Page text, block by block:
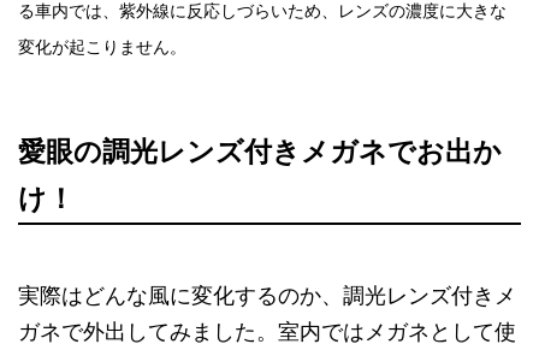
る車内では、紫外線に反応しづらいため、レンズの濃度に大きな
変化が起こりません。
愛眼の調光レンズ付きメガネでお出か
け！
実際はどんな風に変化するのか、調光レンズ付きメ
ガネで外出してみました。室内ではメガネとして使